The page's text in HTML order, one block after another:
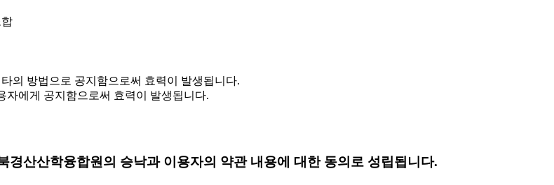
의 방법으로 공지함으로써 효력이 발생됩니다.
자에게 공지함으로써 효력이 발생됩니다.
경산산학융합원의 승낙과 이용자의 약관 내용에 대한 동의로 성립됩니다.